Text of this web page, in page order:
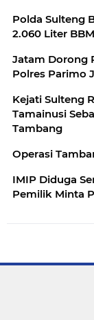
Polda Sulteng
2.060 Liter
‎Jatam Dorong
Kejati Sulteng
Tamainusi
Tambang
Operasi
IMIP Diduga
Pemilik Minta